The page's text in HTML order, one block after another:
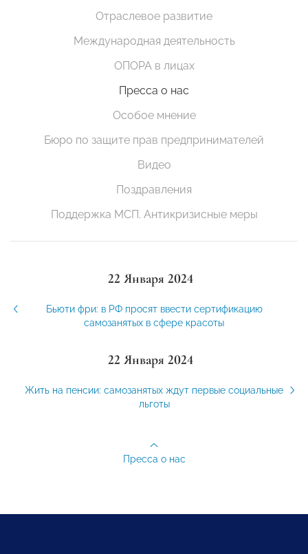
Отраслевое развитие
Международная деятельность
ОПОРА в лицах
Пресса о нас
Особое мнение
Бюро по защите прав предпринимателей
Видео
Поздравления
Поддержка МСП. Антикризисные меры
22 Января 2024
Бьюти фри: в РФ просят ввести сертификацию
самозанятых в сфере красоты
22 Января 2024
Жить на пенсии: самозанятых ждут первые социальные
льготы
Пресса о нас